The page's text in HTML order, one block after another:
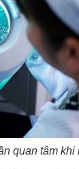
quan tâm